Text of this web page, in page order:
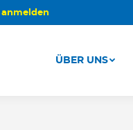
anmelden
ÜBER UNS